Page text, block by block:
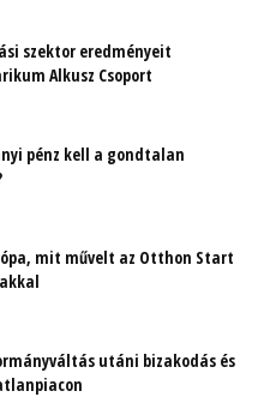
szektor eredményeit
Alkusz Csoport
pénz kell a gondtalan
mit művelt az Otthon Start
utáni bizakodás és